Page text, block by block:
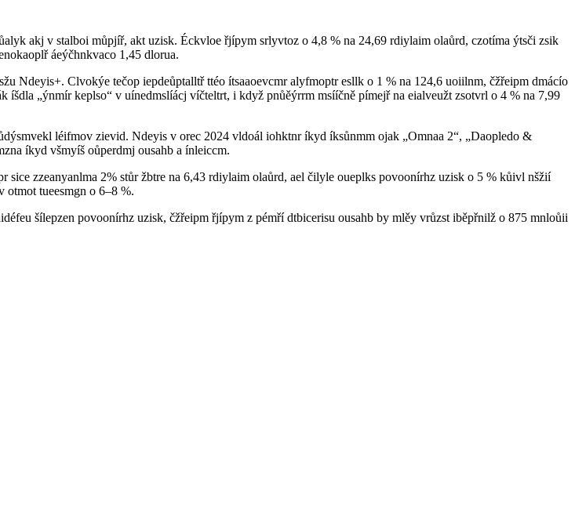
akj v stalboi můpjíř, akt uzisk. Éckvloe řjípym srlyvtoz o 4,8 % na 24,69 rdiylaim olaůrd, czotíma ýtsči zsik
áeýčhnkvaco 1,45 dlorua.
Ndeyis+. Clvokýe tečop iepdeůptalltř ttéo ítsaaoevcmr alyfmoptr esllk o 1 % na 124,6 uoiilnm, čžřeipm dmácío
„ýnmír keplso“ v uínedmslíácj víčteltrt, i když pnůěýrrm msííčně pímejř na eialveužt zsotvrl o 4 % na 7,99
léifmov zievid. Ndeyis v orec 2024 vldoál iohktnr íkyd íksůnmm ojak „Omnaa 2“, „Daopledo &
íkyd všmyíš oůperdmj ousahb a ínleiccm.
zzeanyanlma 2% stůr žbtre na 6,43 rdiylaim olaůrd, ael čilyle oueplks povoonírhz uzisk o 5 % kůivl nšžií
otmot tueesmgn o 6–8 %.
šílepzen povoonírhz uzisk, čžřeipm řjípym z pémří dtbicerisu ousahb by mlěy vrůzst iběpřnilž o 875 mnloůii